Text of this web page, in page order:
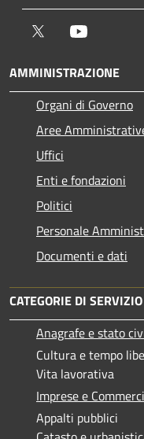
Twitter
AMMINISTRAZIONE
Organi di Governo
Aree
Uffici
Enti e fondazioni
Politici
Personale
Documenti e dati
CATEGORIE DI SERVIZIO
Anagrafe e stato
Cultura e tempo
Vita lavorativa
Imprese e
Appalti pubblici